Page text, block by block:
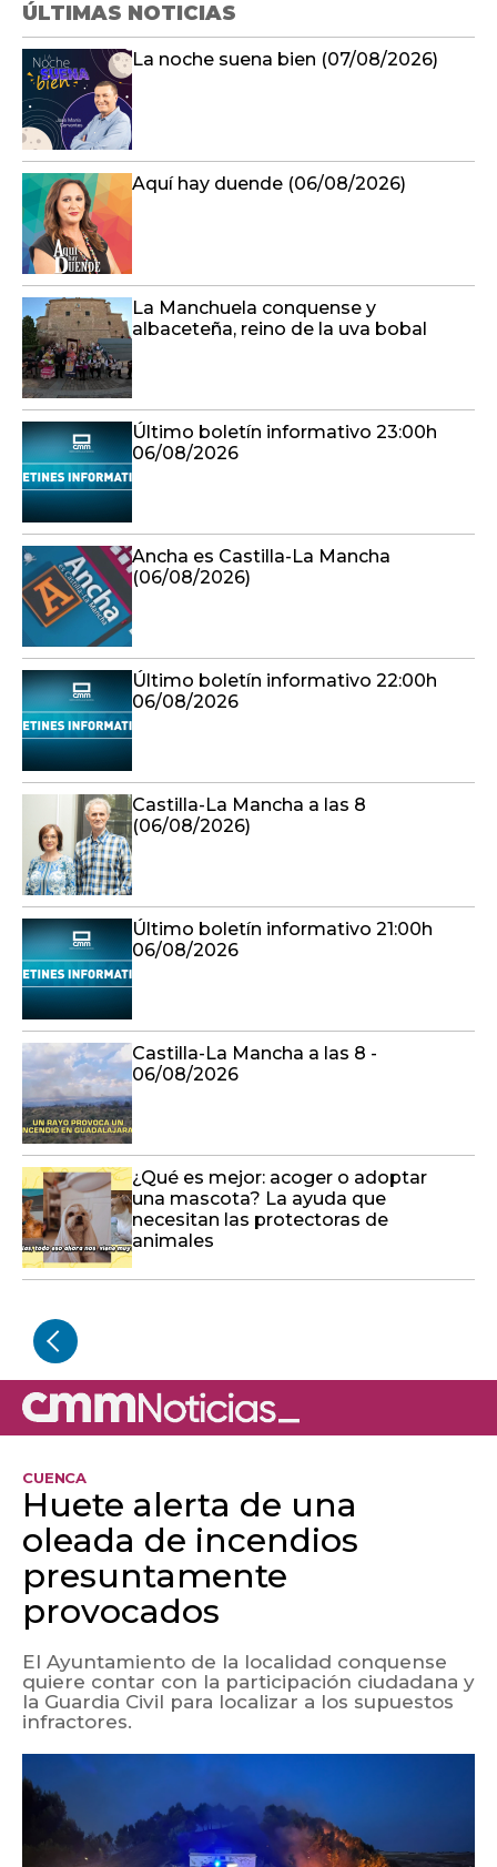
ÚLTIMAS NOTICIAS
La noche suena bien (07/08/2026)
Aquí hay duende (06/08/2026)
La Manchuela conquense y
albaceteña, reino de la uva bobal
Último boletín informativo 23:00h
06/08/2026
Ancha es Castilla-La Mancha
(06/08/2026)
Último boletín informativo 22:00h
06/08/2026
Castilla-La Mancha a las 8
(06/08/2026)
Último boletín informativo 21:00h
06/08/2026
Castilla-La Mancha a las 8 -
06/08/2026
¿Qué es mejor: acoger o adoptar
una mascota? La ayuda que
necesitan las protectoras de
animales
CUENCA
Huete alerta de una
oleada de incendios
presuntamente
provocados
El Ayuntamiento de la localidad conquense
quiere contar con la participación ciudadana y
la Guardia Civil para localizar a los supuestos
infractores.